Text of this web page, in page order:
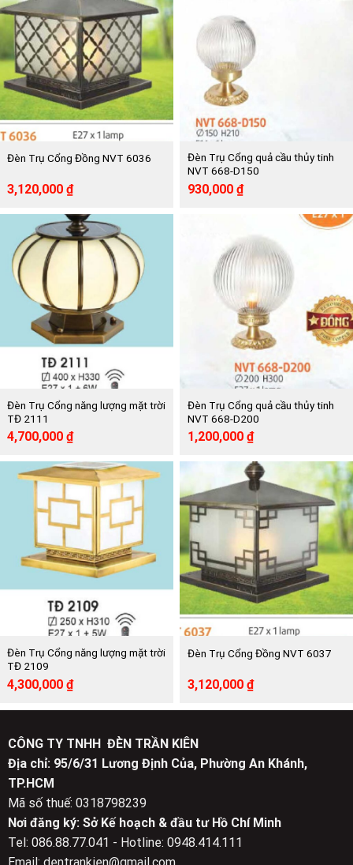
Đèn Trụ Cổng Đồng NVT 6036
Giá
gốc
là:
5,680,000 ₫.
3,120,000 ₫Giá
hiện
tại
là:
3,120,000 ₫.
Đèn Trụ Cổng quả cầu thủy tinh
NVT 668-D150
Giá
930,000 ₫Giá
hiện
930,000 ₫.
Đèn Trụ Cổng năng lượng mặt trời
TĐ 2111
Giá
là:
9,480,000 ₫.
4,700,000 ₫Giá
tại
là:
4,700,000 ₫.
Đèn Trụ Cổng quả cầu thủy tinh
NVT 668-D200
Giá
là:
2,220,000 ₫.
1,200,000 ₫Giá
tại
là:
1,200,000 ₫.
Đèn Trụ Cổng năng lượng mặt trời
TĐ 2109
Giá
gốc
là:
4,300,000 ₫Giá
hiện
tại
4,300,000 ₫.
Đèn Trụ Cổng Đồng NVT 6037
Giá
gốc
là:
3,120,000 ₫Giá
hiện
tại
CÔNG TY TNHH ĐÈN TRẦN KIÊN
Địa chỉ: 95/6/31 Lương Định Của, Phường An Khánh,
TP.HCM
Mã số thuế: 0318798239
Nơi đăng ký: Sở Kế hoạch & đầu tư Hồ Chí Minh
Tel: 086.88.77.041 - Hotline: 0948.414.111